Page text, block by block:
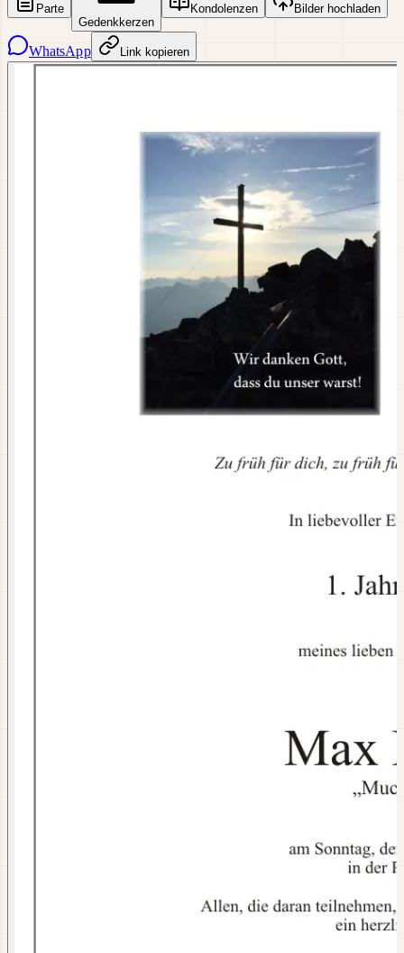
Parte
Gedenkkerzen
Kondolenzen Bilder hochladen
WhatsApp Link kopieren